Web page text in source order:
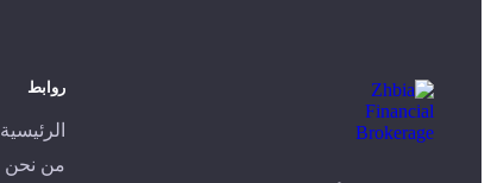
روابط
الرئيسية
من نحن